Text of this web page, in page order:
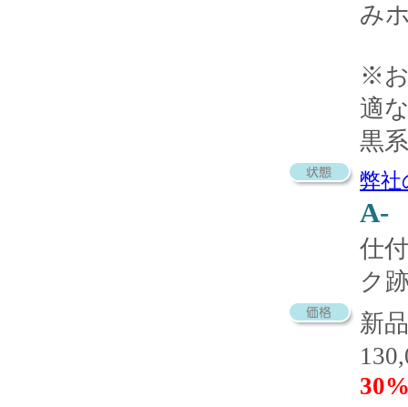
み
※お
適
黒系
弊社
A-
仕
ク
新